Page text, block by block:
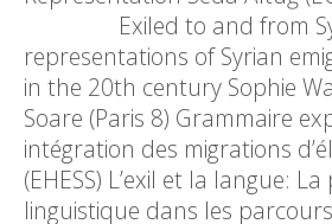
Exiled to and from
representations of Syrian
in the 20th century Sophie
Soare (Paris 8) Grammaire
intégration des migrations
(EHESS) L’exil et la langue:
linguistique dans les parcours